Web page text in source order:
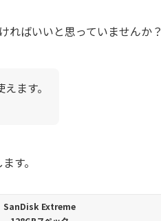
ればいいと思っていませんか？
ます。
す。
SanDisk Extreme